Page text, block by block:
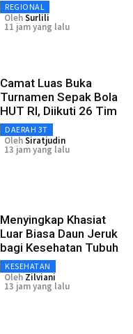
REGIONAL
OlehSurlili
11 jam yang lalu
Camat Luas Buka
Turnamen Sepak Bola
HUT RI, Diikuti 26 Tim
DAERAH 3T
OlehSiratjudin
13 jam yang lalu
Menyingkap Khasiat
Luar Biasa Daun Jeruk
bagi Kesehatan Tubuh
KESEHATAN
Oleh Zilviani
13 jam yang lalu